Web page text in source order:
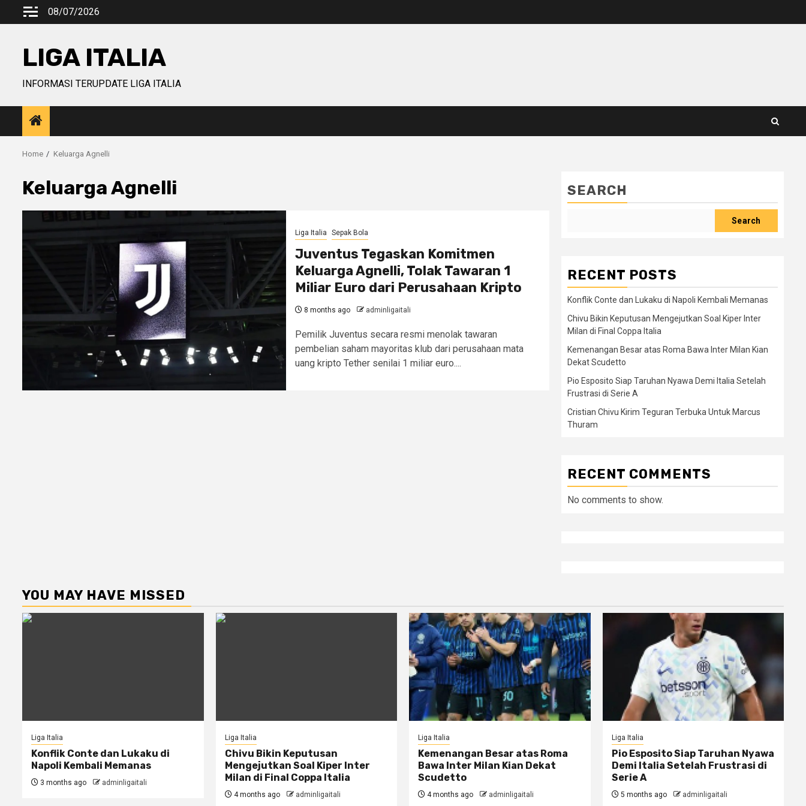
08/07/2026
LIGA ITALIA
INFORMASI TERUPDATE LIGA ITALIA
Home Keluarga Agnelli
Keluarga Agnelli
Liga Italia Sepak Bola
Juventus Tegaskan Komitmen
Keluarga Agnelli, Tolak Tawaran 1
Miliar Euro dari Perusahaan Kripto
8 months ago adminligaitali
Pemilik Juventus secara resmi menolak tawaran
pembelian saham mayoritas klub dari perusahaan mata
uang kripto Tether senilai 1 miliar euro....
SEARCH
Search
RECENT POSTS
Konflik Conte dan Lukaku di Napoli Kembali Memanas
Chivu Bikin Keputusan Mengejutkan Soal Kiper Inter
Milan di Final Coppa Italia
Kemenangan Besar atas Roma Bawa Inter Milan Kian
Dekat Scudetto
Pio Esposito Siap Taruhan Nyawa Demi Italia Setelah
Frustrasi di Serie A
Cristian Chivu Kirim Teguran Terbuka Untuk Marcus
Thuram
RECENT COMMENTS
No comments to show.
YOU MAY HAVE MISSED
Liga Italia
Konflik Conte dan Lukaku di
Napoli Kembali Memanas
3 months ago adminligaitali
Liga Italia
Chivu Bikin Keputusan
Mengejutkan Soal Kiper Inter
Milan di Final Coppa Italia
4 months ago adminligaitali
Liga Italia
Kemenangan Besar atas Roma
Bawa Inter Milan Kian Dekat
Scudetto
4 months ago adminligaitali
Liga Italia
Pio Esposito Siap Taruhan Nyawa
Demi Italia Setelah Frustrasi di
Serie A
5 months ago adminligaitali